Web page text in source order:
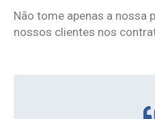
Não tome apenas a nossa
nossos clientes nos